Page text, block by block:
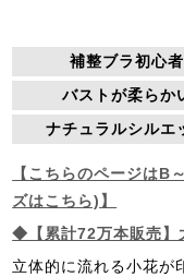
補整ブラ初心者
バストが柔らか
ナチュラルシルエ
【こちらのページはB
ズはこちら)】
◆【累計72万本販売】
立体的に流れる小花が